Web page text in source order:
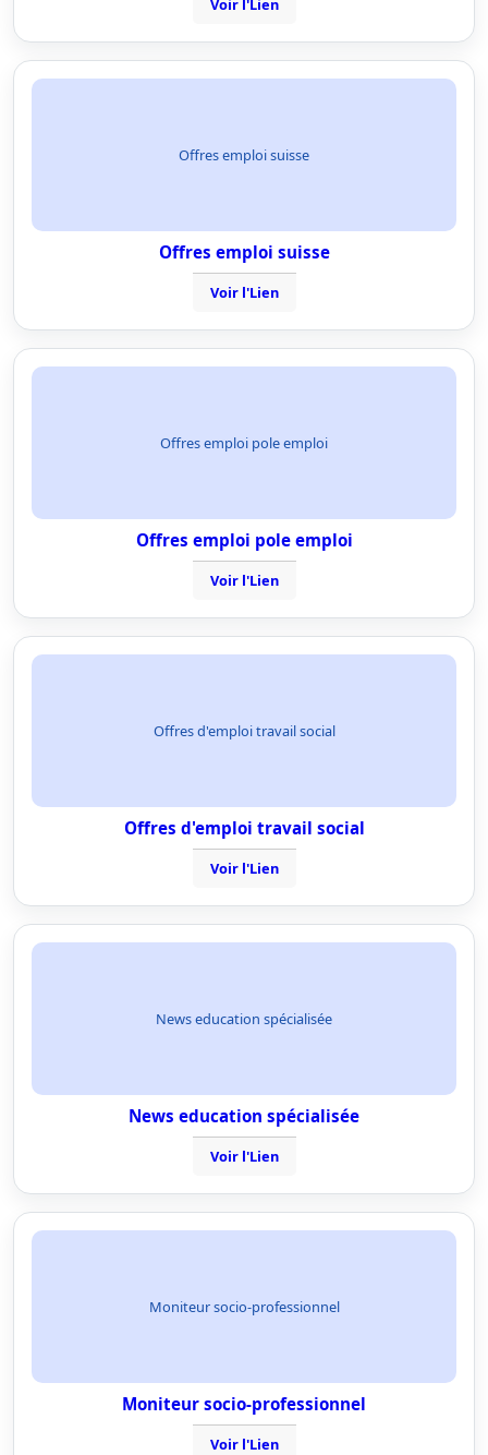
Voir l'Lien
Offres emploi suisse
Offres emploi suisse
Voir l'Lien
Offres emploi pole emploi
Offres emploi pole emploi
Voir l'Lien
Offres d'emploi travail social
Offres d'emploi travail social
Voir l'Lien
News education spécialisée
News education spécialisée
Voir l'Lien
Moniteur socio-professionnel
Moniteur socio-professionnel
Voir l'Lien